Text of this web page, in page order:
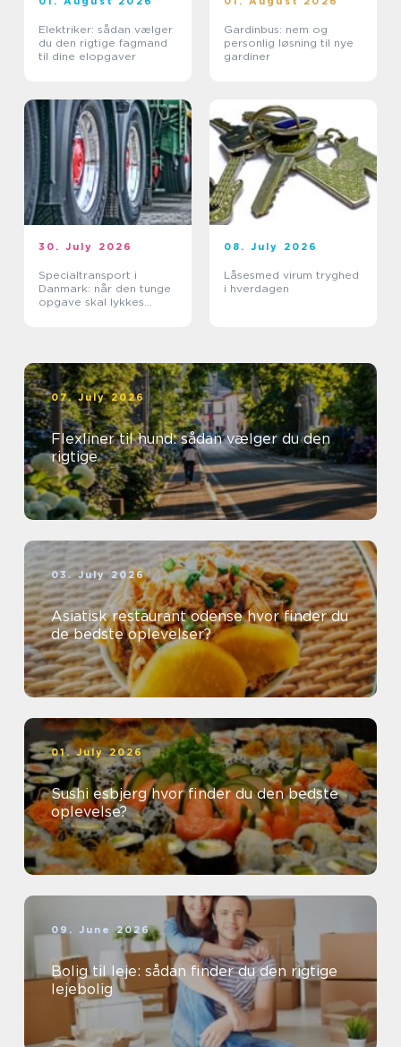
Elektriker: sådan vælger
du den rigtige fagmand
til dine elopgaver
Gardinbus: nem og
personlig løsning til nye
gardiner
30. July 2026
Specialtransport i
Danmark: når den tunge
opgave skal lykkes
08. July 2026
Låsesmed virum tryghed
i hverdagen
07. July 2026
Flexliner til hund: sådan vælger du den
rigtige
03. July 2026
Asiatisk restaurant odense hvor finder du
de bedste oplevelser?
01. July 2026
Sushi esbjerg hvor finder du den bedste
oplevelse?
09. June 2026
Bolig til leje: sådan finder du den rigtige
lejebolig